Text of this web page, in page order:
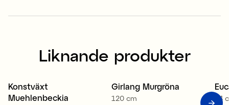
Liknande produkter
Nyhet
Konstväxt
Muehlenbeckia
Girlang Murgröna
120 cm 24